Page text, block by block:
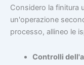
Considero la finitura
un'operazione
processo, allineo le
Controlli